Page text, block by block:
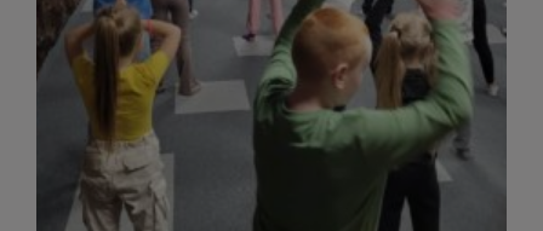
Dla Dzieci
To miejsce stworzone z myślą o najmłodszych
czytelnikach i ich rodzicach. Znajdziesz tu
informacje o zajęciach edukacyjnych, konkursach